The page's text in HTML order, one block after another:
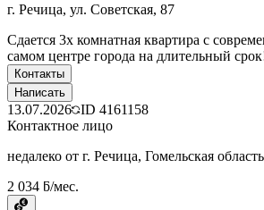
г. Речица, ул. Советская, 87
Сдается 3х комнатная квартира с
самом центре города на длительный
Контакты
Написать
13.07.2026 ID 4161158
Контактное лицо
недалеко от г. Речица, Гомельская область
2 034 ƃ/мес.